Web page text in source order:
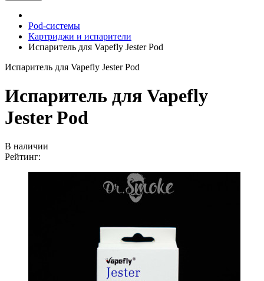
Pod-системы
Картриджи и испарители
Испаритель для Vapefly Jester Pod
Испаритель для Vapefly Jester Pod
Испаритель для Vapefly
Jester Pod
В наличии
Рейтинг: